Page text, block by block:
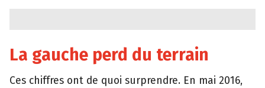
La gauche perd du terrain
Ces chiffres ont de quoi surprendre. En mai 2016,